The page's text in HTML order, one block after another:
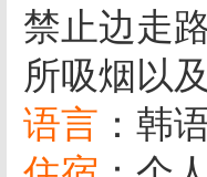
禁止边走
所吸烟以
语言 ：韩